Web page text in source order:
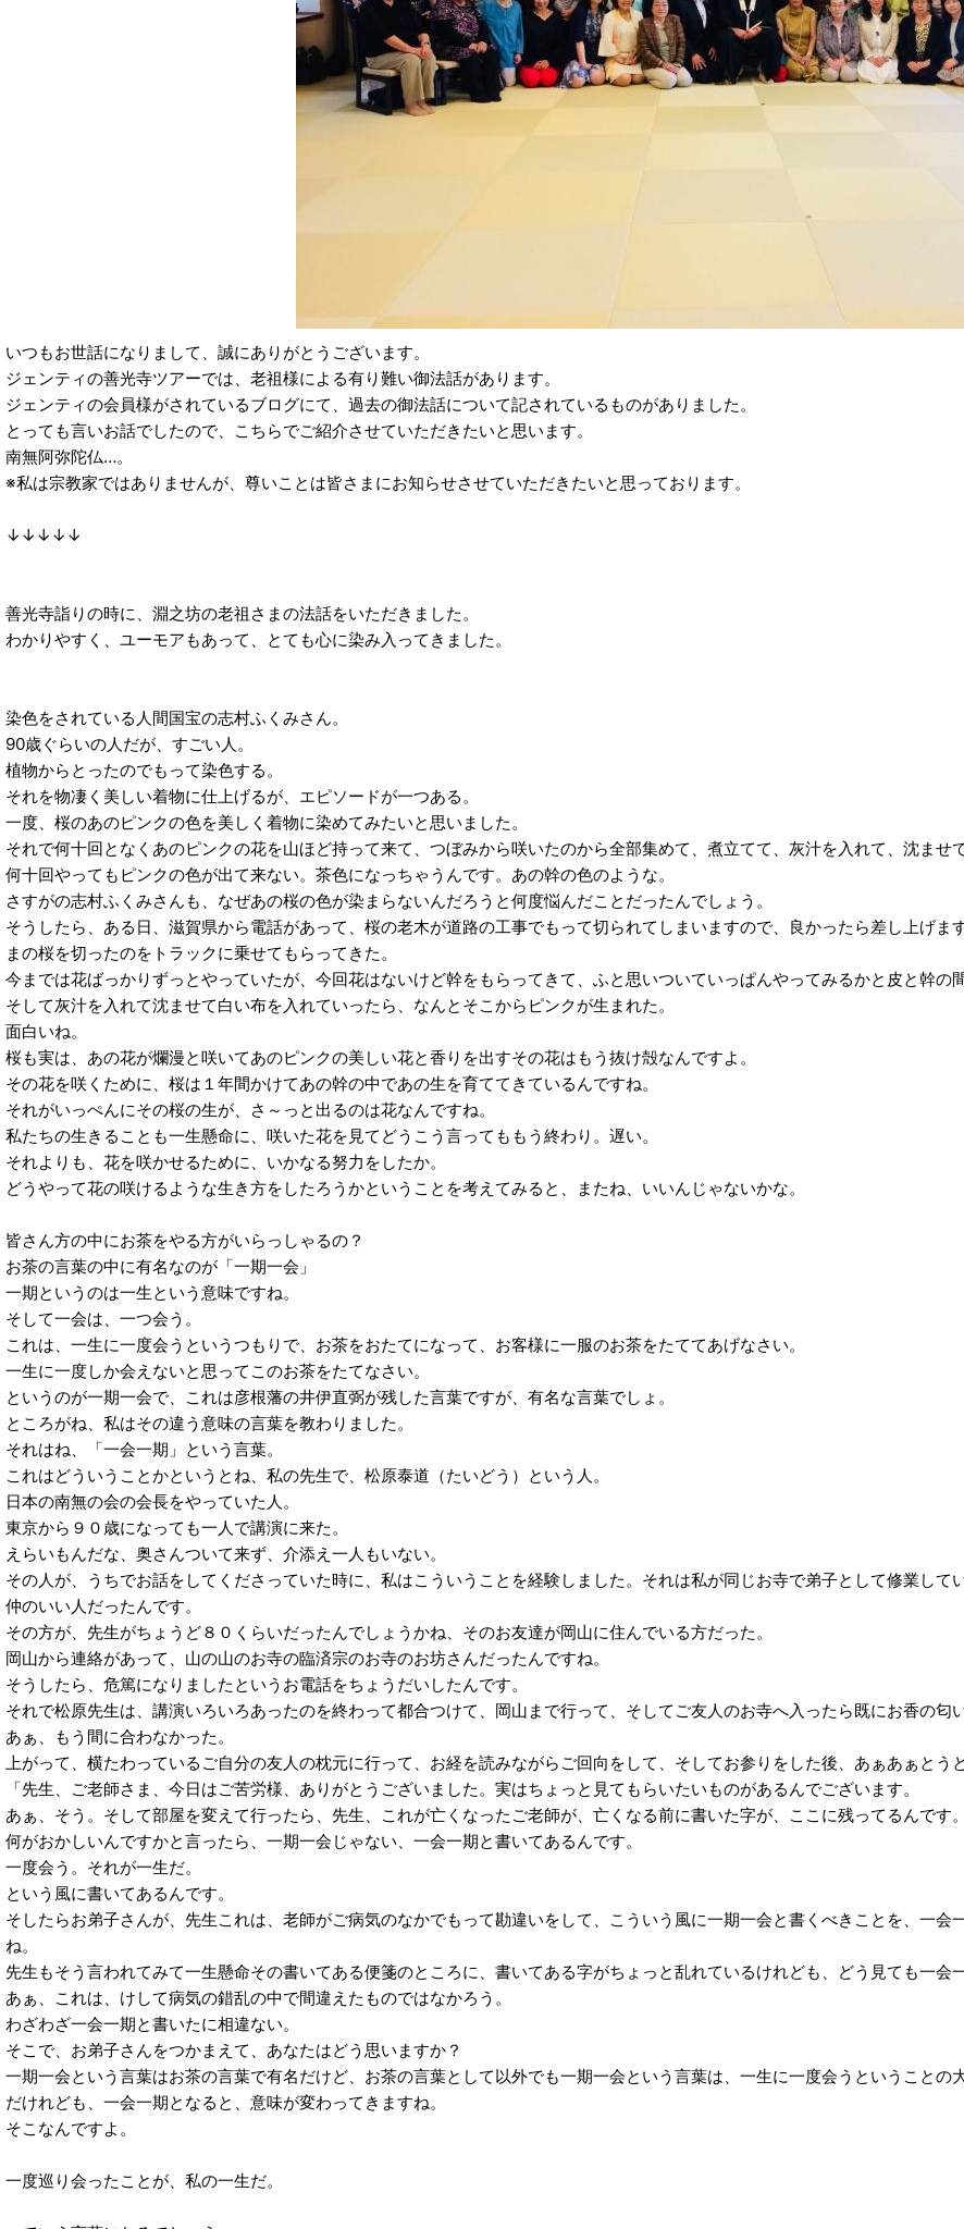
いつもお世話になりまして、誠にありがとうございます。
ジェンティの善光寺ツアーでは、老祖様による有り難い御法話があります。
ジェンティの会員様がされているブログにて、過去の御法話について記されているものがありました。
とっても言いお話でしたので、こちらでご紹介させていただきたいと思います。
南無阿弥陀仏…。
※私は宗教家ではありませんが、尊いことは皆さまにお知らせさせていただきたいと思っております。
↓↓↓↓↓
善光寺詣りの時に、淵之坊の老祖さまの法話をいただきました。
わかりやすく、ユーモアもあって、とても心に染み入ってきました。
染色をされている人間国宝の志村ふくみさん。
90歳ぐらいの人だが、すごい人。
植物からとったのでもって染色する。
それを物凄く美しい着物に仕上げるが、エピソードが一つある。
一度、桜のあのピンクの色を美しく着物に染めてみたいと思いました。
それで何十回となくあのピンクの花を山ほど持って来て、つぼみから咲いたのから全部集めて、煮立てて、灰汁を入れて、沈ませ
何十回やってもピンクの色が出て来ない。茶色になっちゃうんです。あの幹の色のような。
さすがの志村ふくみさんも、なぜあの桜の色が染まらないんだろうと何度悩んだことだったんでしょう。
そうしたら、ある日、滋賀県から電話があって、桜の老木が道路の工事でもって切られてしまいますので、良かったら差し上げ
まの桜を切ったのをトラックに乗せてもらってきた。
今までは花ばっかりずっとやっていたが、今回花はないけど幹をもらってきて、ふと思いついていっぱんやってみるかと皮と幹の
そして灰汁を入れて沈ませて白い布を入れていったら、なんとそこからピンクが生まれた。
面白いね。
桜も実は、あの花が爛漫と咲いてあのピンクの美しい花と香りを出すその花はもう抜け殻なんですよ。
その花を咲くために、桜は１年間かけてあの幹の中であの生を育ててきているんですね。
それがいっぺんにその桜の生が、さ～っと出るのは花なんですね。
私たちの生きることも一生懸命に、咲いた花を見てどうこう言ってももう終わり。遅い。
それよりも、花を咲かせるために、いかなる努力をしたか。
どうやって花の咲けるような生き方をしたろうかということを考えてみると、またね、いいんじゃないかな。
皆さん方の中にお茶をやる方がいらっしゃるの？
お茶の言葉の中に有名なのが「一期一会」
一期というのは一生という意味ですね。
そして一会は、一つ会う。
これは、一生に一度会うというつもりで、お茶をおたてになって、お客様に一服のお茶をたててあげなさい。
一生に一度しか会えないと思ってこのお茶をたてなさい。
というのが一期一会で、これは彦根藩の井伊直弼が残した言葉ですが、有名な言葉でしょ。
ところがね、私はその違う意味の言葉を教わりました。
それはね、「一会一期」という言葉。
これはどういうことかというとね、私の先生で、松原泰道（たいどう）という人。
日本の南無の会の会長をやっていた人。
東京から９０歳になっても一人で講演に来た。
えらいもんだな、奥さんついて来ず、介添え一人もいない。
その人が、うちでお話をしてくださっていた時に、私はこういうことを経験しました。それは私が同じお寺で弟子として修業して
仲のいい人だったんです。
その方が、先生がちょうど８０くらいだったんでしょうかね、そのお友達が岡山に住んでいる方だった。
岡山から連絡があって、山の山のお寺の臨済宗のお寺のお坊さんだったんですね。
そうしたら、危篤になりましたというお電話をちょうだいしたんです。
それで松原先生は、講演いろいろあったのを終わって都合つけて、岡山まで行って、そしてご友人のお寺へ入ったら既にお香の匂
あぁ、もう間に合わなかった。
上がって、横たわっているご自分の友人の枕元に行って、お経を読みながらご回向をして、そしてお参りをした後、あぁあぁと
「先生、ご老師さま、今日はご苦労様、ありがとうございました。実はちょっと見てもらいたいものがあるんでございます。
あぁ、そう。そして部屋を変えて行ったら、先生、これが亡くなったご老師が、亡くなる前に書いた字が、ここに残ってるんです
何がおかしいんですかと言ったら、一期一会じゃない、一会一期と書いてあるんです。
一度会う。それが一生だ。
という風に書いてあるんです。
そしたらお弟子さんが、先生これは、老師がご病気のなかでもって勘違いをして、こういう風に一期一会と書くべきことを、一
ね。
先生もそう言われてみて一生懸命その書いてある便箋のところに、書いてある字がちょっと乱れているけれども、どう見ても一会
あぁ、これは、けして病気の錯乱の中で間違えたものではなかろう。
わざわざ一会一期と書いたに相違ない。
そこで、お弟子さんをつかまえて、あなたはどう思いますか？
一期一会という言葉はお茶の言葉で有名だけど、お茶の言葉として以外でも一期一会という言葉は、一生に一度会うということの
だけれども、一会一期となると、意味が変わってきますね。
そこなんですよ。
一度巡り会ったことが、私の一生だ。